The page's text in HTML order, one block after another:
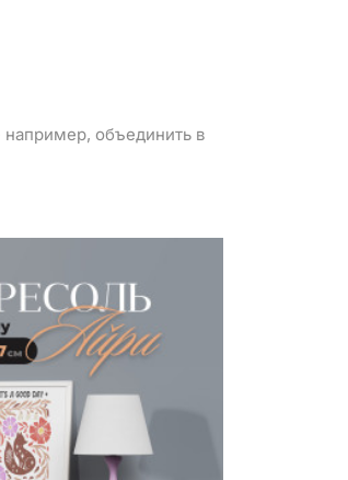
например, объединить в